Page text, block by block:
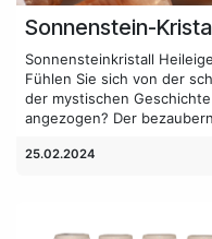
Sonnenstein-
Sonnensteinkristall
Fühlen Sie sich von der
der mystischen
angezogen? Der
25.02.2024